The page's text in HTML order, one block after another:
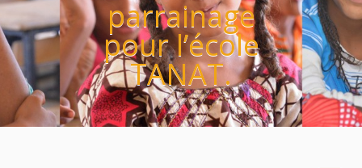
parrainage
pour l’école
TANAT.